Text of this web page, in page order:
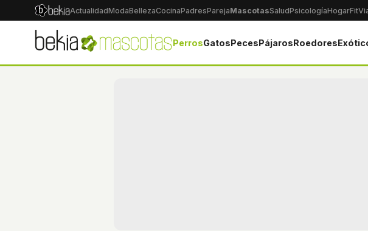
ActualidadModaBellezaCocinaPadresParejaMascotasSaludPsicologíaHogarFit
PerrosGatosPecesPájarosRoedores